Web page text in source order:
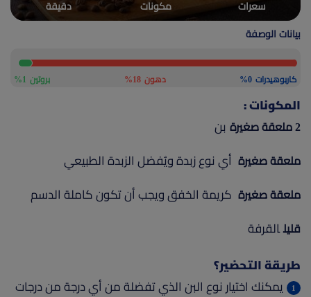
أعلن معنا
سعرات مكونات دقيقة
بيانات الوصفة
كاربوهيدرات 0% دهون 18% بروتين 1%
المكونات :
2 ملعقة صغيرة بن
ملعقة صغيرة أي نوع زبدة ويُفضل الزبدة الطبيعي
ملعقة صغيرة كريمة الخفق ويجب أن تكون كاملة الدسم
قليل القرفة
طريقة التحضير؟
يمكنك اختيار نوع البن الذي تفضلة من أي درجة من درجات